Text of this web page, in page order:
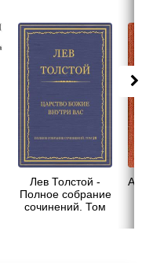
Лев Толстой -
Полное собрание
сочинений. Том